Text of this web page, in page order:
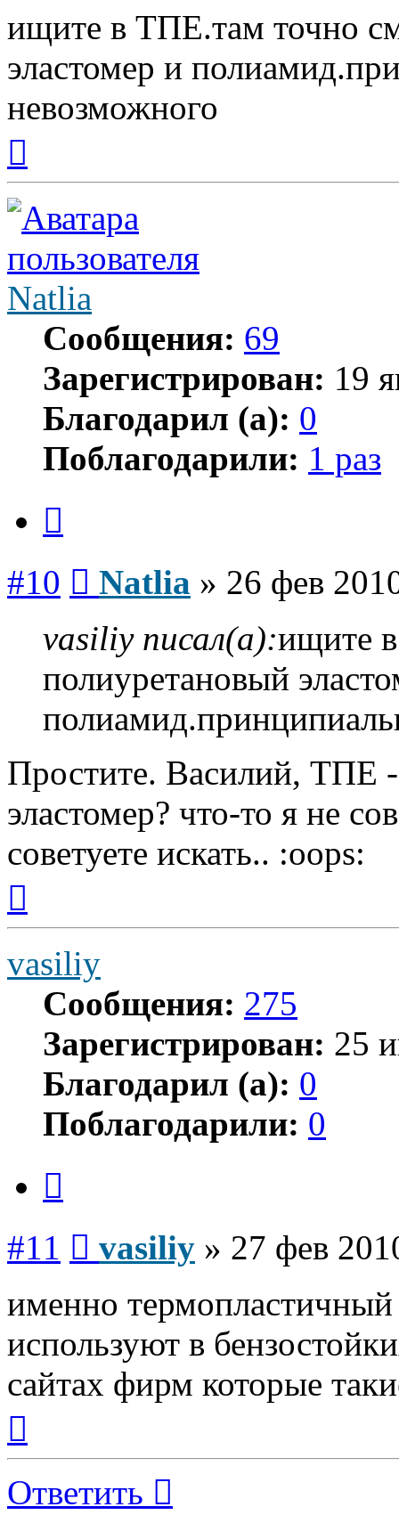
ищите в ТПЕ.там точно
эластомер и
невозможного
началу
Natlia
Сообщения: 69
Зарегистрирован: 19
Благодарил (а): 0
Поблагодарили: 1 раз
#10 Natlia » 26 фев
vasiliy писал(а):ищите
полиуретановый
Простите. Василий, ТПЕ
эластомер? что-то я не
советуете искать.. :oops:
началу
vasiliy
Сообщения: 275
Зарегистрирован: 25
Благодарил (а): 0
Поблагодарили: 0
#11 vasiliy » 27 фев
именно термопластичный
используют в
сайтах фирм которые
началу
Ответить